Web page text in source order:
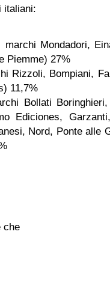
italiani:
marchi Mondadori,
Piemme) 27%
Rizzoli, Bompiani,
11,7%
Bollati Boringhieri,
Ediciones,
Nord, Ponte alle
che